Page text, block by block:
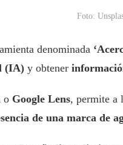
Foto:
denominada
(IA) y obtener
o Google Lens, permite a
de una marca de